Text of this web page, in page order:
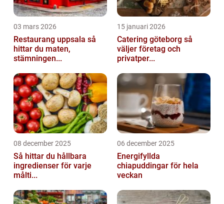
03 mars 2026
Restaurang uppsala så
hittar du maten,
stämningen...
15 januari 2026
Catering göteborg så
väljer företag och
privatper...
08 december 2025
Så hittar du hållbara
ingredienser för varje
målti...
06 december 2025
Energifyllda
chiapuddingar för hela
veckan